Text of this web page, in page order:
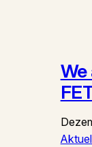
We